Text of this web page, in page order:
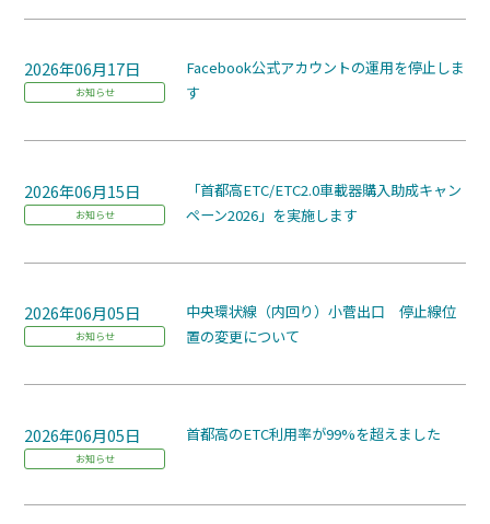
2026年06月17日
お知らせ
Facebook公式アカウントの運用を停止しま
す
2026年06月15日
お知らせ
「首都高ETC/ETC2.0車載器購入助成キャン
ペーン2026」を実施します
2026年06月05日
お知らせ
中央環状線（内回り）小菅出口 停止線位
置の変更について
2026年06月05日
お知らせ
首都高のETC利用率が99%を超えました